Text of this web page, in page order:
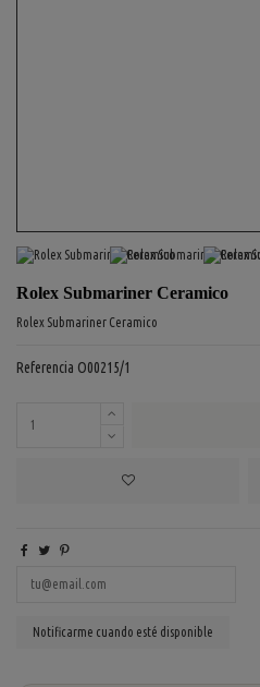
Rolex Submariner Ceramico
Rolex Submariner Ceramico
Referencia O00215/1